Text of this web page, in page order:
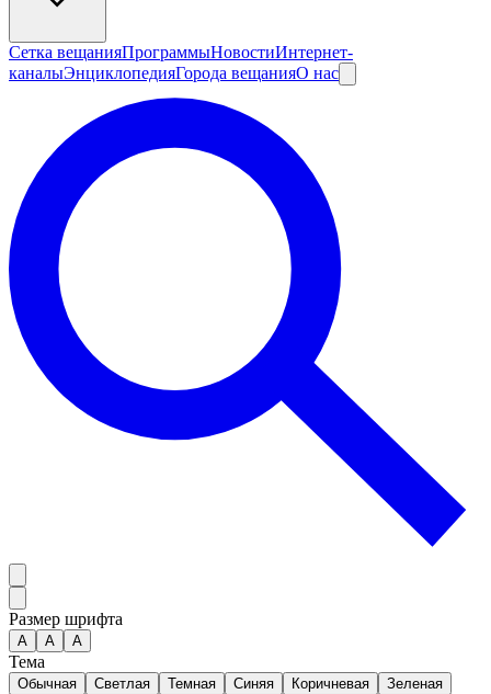
Сетка вещанияПрограммыНовостиИнтернет-
каналыЭнциклопедияГорода вещанияО нас
Размер шрифта
А A A
Тема
Обычная Светлая Темная Синяя Коричневая Зеленая